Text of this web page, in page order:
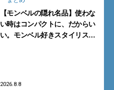
【モンベルの隠れ名品】使わな
い時はコンパクトに、だからい
い。モンベル好きスタイリスト
2026.8.8